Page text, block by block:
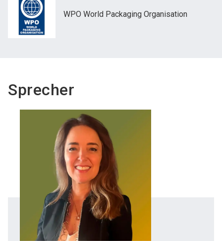
WPO World Packaging Organisation
Sprecher